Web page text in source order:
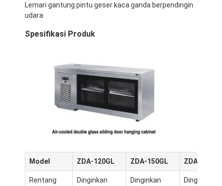
Lemari gantung pintu geser kaca ganda berpendingin
udara
Spesifikasi Produk
Model ZDA-120GL ZDA-150GL ZDA-180GL
Rentang
Dinginkan
Dinginkan
Dinginkan